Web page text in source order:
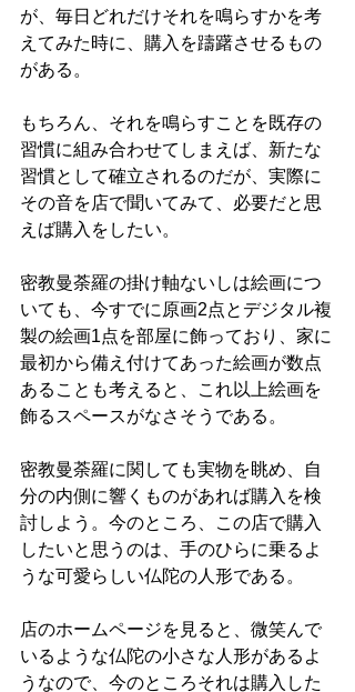
が、毎日どれだけそれを鳴らすかを考
えてみた時に、購入を躊躇させるもの
がある。
もちろん、それを鳴らすことを既存の
習慣に組み合わせてしまえば、新たな
習慣として確立されるのだが、実際に
その音を店で聞いてみて、必要だと思
えば購入をしたい。
密教曼荼羅の掛け軸ないしは絵画につ
いても、今すでに原画2点とデジタル複
製の絵画1点を部屋に飾っており、家に
最初から備え付けてあった絵画が数点
あることも考えると、これ以上絵画を
飾るスペースがなさそうである。
密教曼荼羅に関しても実物を眺め、自
分の内側に響くものがあれば購入を検
討しよう。今のところ、この店で購入
したいと思うのは、手のひらに乗るよ
うな可愛らしい仏陀の人形である。
店のホームページを見ると、微笑んで
いるような仏陀の小さな人形があるよ
うなので、今のところそれは購入した